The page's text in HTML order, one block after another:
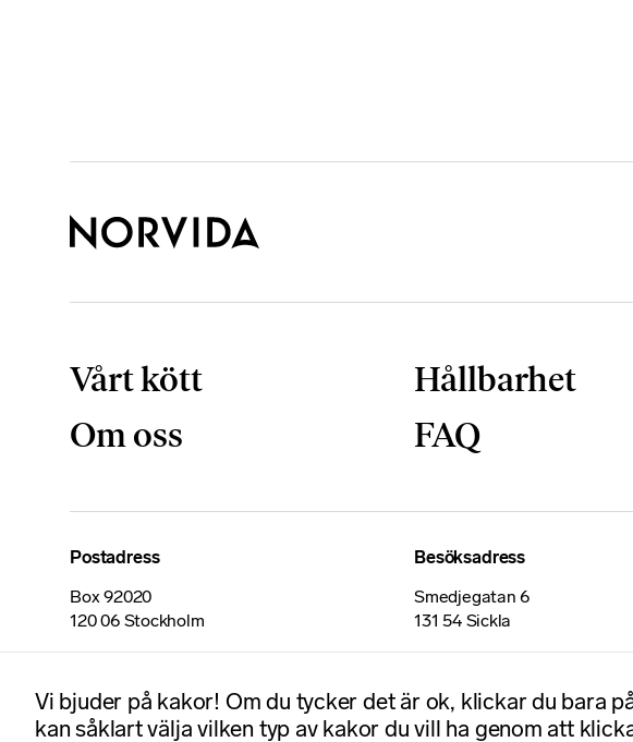
Vårt kött Hållbarhet
Om oss
FAQ
Postadress
Box 92020
120 06 Stockholm
Besöksadress
Smedjegatan 6
131 54 Sickla
Vi bjuder på kakor! Om du tycker det är ok, klickar du bara
kan såklart välja vilken typ av kakor du vill ha genom att